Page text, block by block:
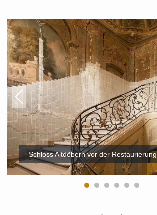
Schloss Altdöbern vor der Restaurierung